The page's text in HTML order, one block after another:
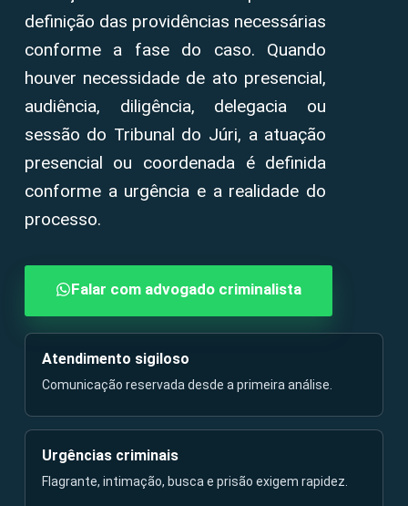
definição das providências necessárias
conforme a fase do caso. Quando
houver necessidade de ato presencial,
audiência, diligência, delegacia ou
sessão do Tribunal do Júri, a atuação
presencial ou coordenada é definida
conforme a urgência e a realidade do
processo.
Falar com advogado criminalista
Atendimento sigiloso
Comunicação reservada desde a primeira análise.
Urgências criminais
Flagrante, intimação, busca e prisão exigem rapidez.